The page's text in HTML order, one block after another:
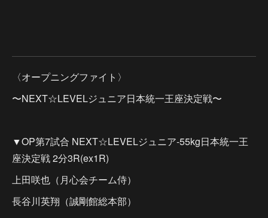
〈オープニングファイト〉
〜NEXT☆LEVELジュニア日本統一王座決定戦〜
▼OP第7試合 NEXT☆LEVELジュニア-55kg日本統一王
座決定戦 2分3R(ex1R)
上田咲也（月心会チーム侍）
長谷川英翔（誠剛館総本部）